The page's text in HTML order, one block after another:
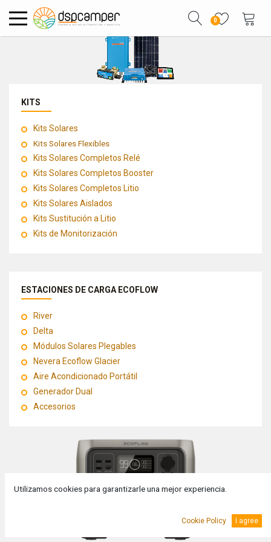
0
KITS
Kits Solares
Kits Solares Flexibles
Kits Solares Completos Relé
Kits Solares Completos Booster
Kits Solares Completos Litio
Kits Solares Aislados
Kits Sustitución a Litio
Kits de Monitorización
ESTACIONES DE CARGA ECOFLOW
River
Delta
Módulos Solares Plegables
Nevera Ecoflow Glacier
Aire Acondicionado Portátil
Generador Dual
Accesorios
Utilizamos cookies para garantizarle una mejor experiencia.
Cookie Policy I agree